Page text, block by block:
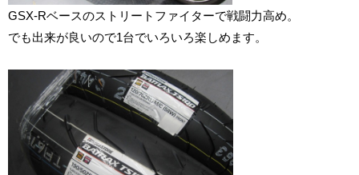
GSX-Rベースのストリートファイターで戦闘力高め。
でも出来が良いので1台でいろいろ楽しめます。